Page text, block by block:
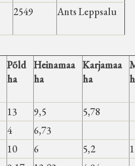
2549 Ants Leppsalu
Põld
ha
Heinamaa
ha
Karjamaa
ha
13 9,5
5,78
4
6,73
10 6 5,2